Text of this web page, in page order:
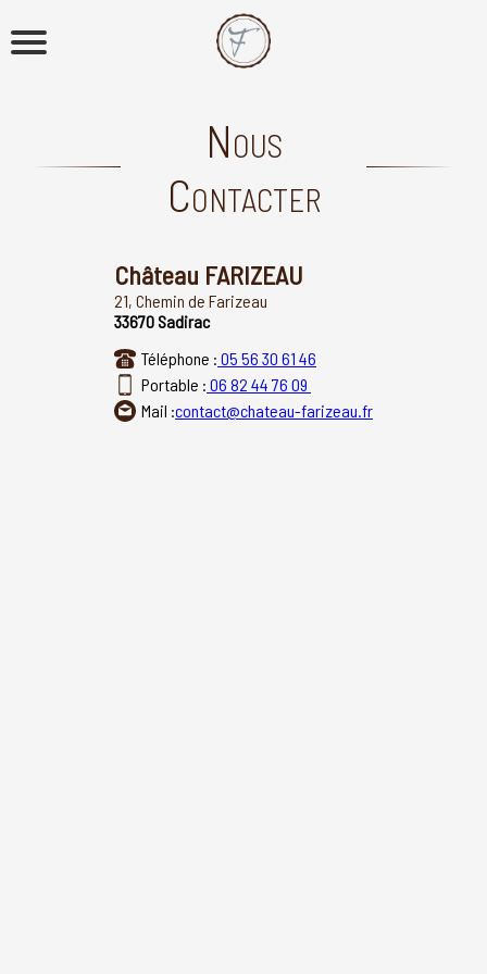
Nous
Contacter
Château FARIZEAU
21, Chemin de Farizeau
33670Sadirac
Téléphone : 05 56 30 61 46
Portable : 06 82 44 76 09
Mail :contact@chateau-farizeau.fr